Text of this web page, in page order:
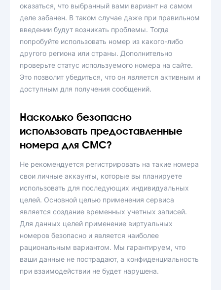
оказаться, что выбранный вами вариант на самом
деле забанен. В таком случае даже при правильном
введении будут возникать проблемы. Тогда
попробуйте использовать номер из какого-либо
другого региона или страны. Дополнительно
проверьте статус используемого номера на сайте.
Это позволит убедиться, что он является активным и
доступным для получения сообщений.
Насколько безопасно
использовать предоставленные
номера для СМС?
Не рекомендуется регистрировать на такие номера
свои личные аккаунты, которые вы планируете
использовать для последующих индивидуальных
целей. Основной целью применения сервиса
является создание временных учетных записей.
Для данных целей применение виртуальных
номеров безопасно и является наиболее
рациональным вариантом. Мы гарантируем, что
ваши данные не пострадают, а конфиденциальность
при взаимодействии не будет нарушена.